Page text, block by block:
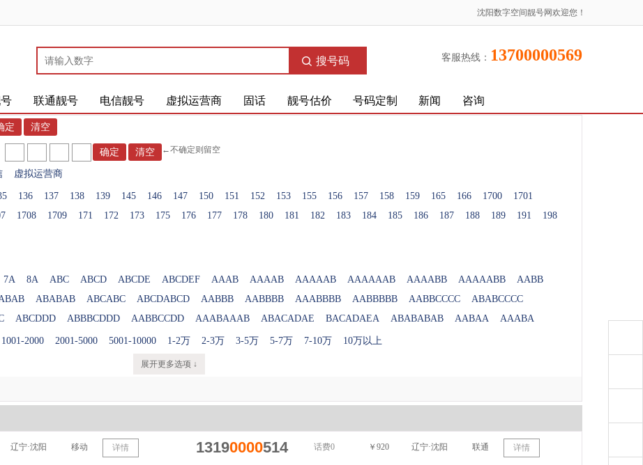
沈阳数字空间靓号网欢迎您！
搜号码 客服热线： 13700000569
联通靓号 电信靓号 虚拟运营商 固话 靓号估价 号码定制 新闻 咨询
←不确定则留空
虚拟运营商
136 137 138 139 145 146 147 150 151 152 153 155 156 157 158 159 165 166 1700
1701
1708 1709 171 172 173 175 176 177 178 180 181 182 183 184 185 186 187 188 189 191
198
7A 8A ABC ABCD ABCDE ABCDEF AAAB AAAAB AAAAAB AAAAAAB AAAABB AAAAABB
AABB
ABABAB ABCABC ABCDABCD AABBB AABBBB AAABBBB AABBBBB AABBCCCC
ABABCCCC
ABCDDD ABBBCDDD AABBCCDD AAABAAAB ABACADAE BACADAEA ABABABAB AABAA AAABA
1001-2000 2001-5000 5001-10000 1-2万 2-3万 3-5万 5-7万 7-10万 10万以上
展开更多选项 ↓
辽宁·沈阳 移动 详情 13190000514 话费0 ￥920 辽宁·沈阳 联通 详情